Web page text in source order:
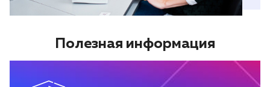
Полезная информация